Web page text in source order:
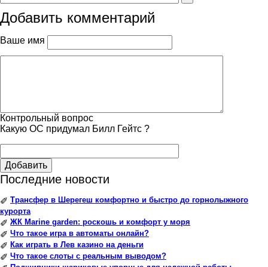
Добавить комментарий
Ваше имя
Контрольный вопрос
Какую ОС придумал Билл Гейтс ?
Добавить
Последние новости
✐ Трансфер в Шерегеш комфортно и быстро до горнолыжного
курорта
✐ ЖК Marine garden: роскошь и комфорт у моря
✐ Что такое игра в автоматы онлайн?
✐ Как играть в Лев казино на деньги
✐ Что такое слоты с реальным выводом?